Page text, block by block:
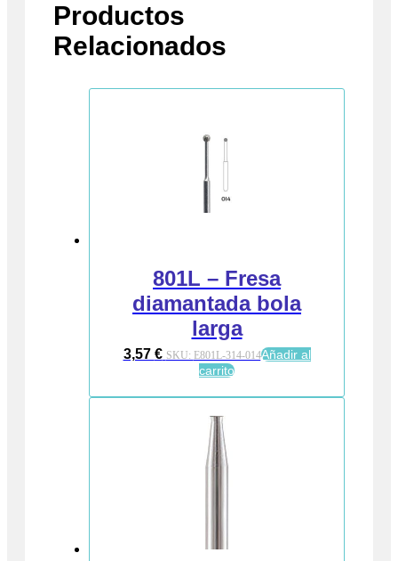
Productos
Relacionados
801L – Fresa
diamantada bola
larga
3,57 € SKU: E801L-314-014Añadir al
carrito